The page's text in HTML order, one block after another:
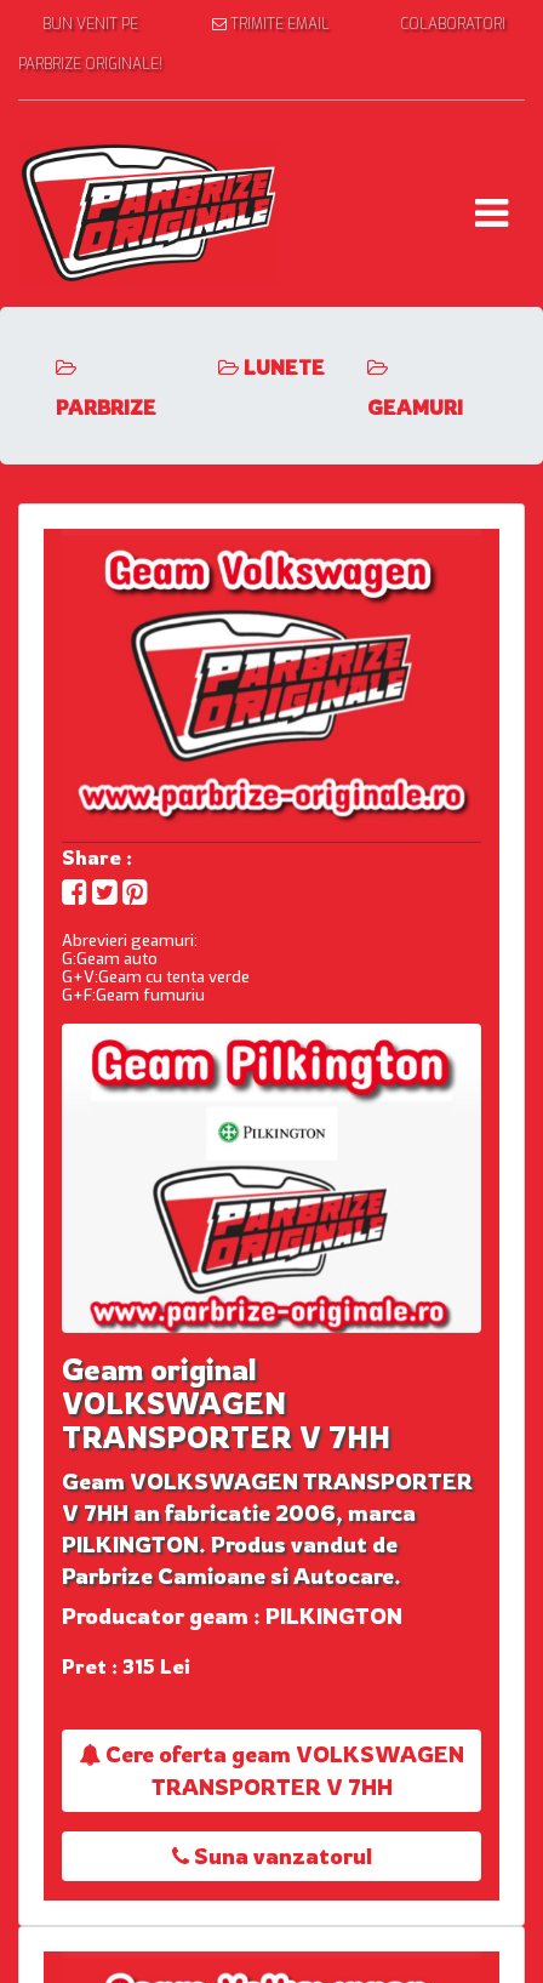
BUN VENIT PE
PARBRIZE ORIGINALE!
TRIMITE EMAIL COLABORATORI
PARBRIZE
LUNETE
GEAMURI
Share :
Abrevieri geamuri:
G:Geam auto
G+V:Geam cu tenta verde
G+F:Geam fumuriu
Geam original
VOLKSWAGEN
TRANSPORTER V 7HH
Geam VOLKSWAGEN TRANSPORTER
V 7HH an fabricatie 2006, marca
PILKINGTON. Produs vandut de
Parbrize Camioane si Autocare.
Producator geam : PILKINGTON
Pret : 315 Lei
Cere oferta geam VOLKSWAGEN
TRANSPORTER V 7HH
Suna vanzatorul